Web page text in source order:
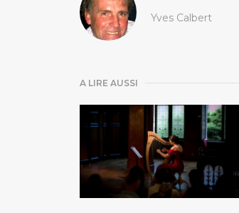
Yves Calbert
A LIRE AUSSI